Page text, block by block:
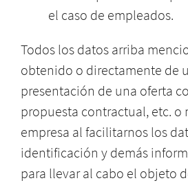
el caso de empleados.
Todos los datos arriba
obtenido o directamente de
presentación de una oferta
propuesta contractual, etc. o
empresa al facilitarnos los
identificación y demás
para llevar al cabo el objeto